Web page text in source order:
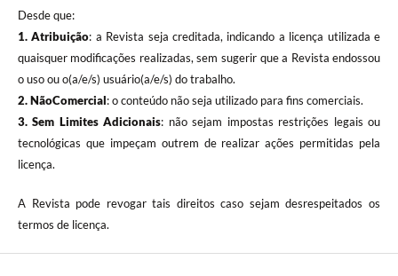
Desde que:
1. Atribuição: a Revista seja creditada, indicando a licença utilizada e
quaisquer modificações realizadas, sem sugerir que a Revista endossou
o uso ou o(a/e/s) usuário(a/e/s) do trabalho.
2. NãoComercial: o conteúdo não seja utilizado para fins comerciais.
3.Sem Limites Adicionais: não sejam impostas restrições legais ou
tecnológicas que impeçam outrem de realizar ações permitidas pela
licença.
A Revista pode revogar tais direitos caso sejam desrespeitados os
termos de licença.